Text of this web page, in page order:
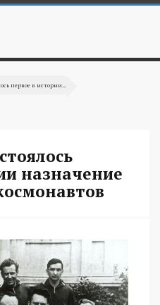
первое в истории...
назначение